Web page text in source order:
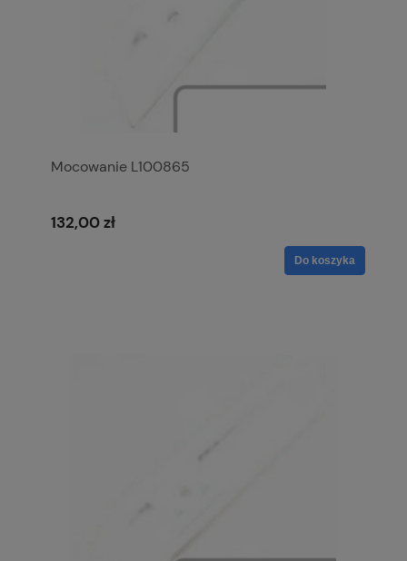
Mocowanie L100865
132,00 zł
Do koszyka